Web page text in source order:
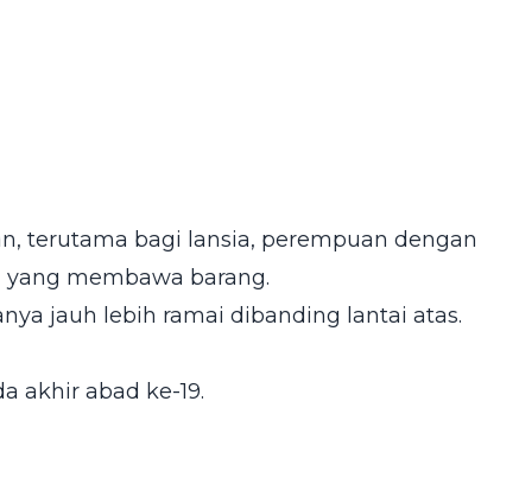
terutama bagi lansia, perempuan dengan
membawa barang.
jauh lebih ramai dibanding lantai atas.
akhir abad ke-19.